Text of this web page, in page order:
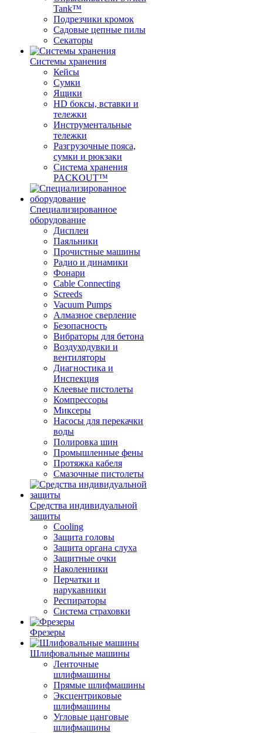
Tank™
Подрезчики кромок
Садовые цепные пилы
Секаторы
Системы хранения
Кейсы
Сумки
Ящики
HD боксы, вставки и
тележки
Инструментальные
тележки
Разгрузочные пояса,
сумки и рюкзаки
Система хранения
PACKOUT™
Специализированное
оборудование
Дисплеи
Паяльники
Прочистные машины
Радио и динамики
Фонари
Cable Connecting
Screeds
Vacuum Pumps
Алмазное сверление
Безопасность
Вибраторы для бетона
Воздуходувки и
вентиляторы
Диагностика и
Инспекция
Клеевые пистолеты
Компрессоры
Миксеры
Насосы для перекачки
воды
Полировка шин
Промышленные фены
Протяжка кабеля
Смазочные пистолеты
Средства индивидуальной
защиты
Cooling
Защита головы
Защита органа слуха
Защитные очки
Наколенники
Перчатки и
нарукавники
Респираторы
Система страховки
Фрезеры
Шлифовальные машины
Ленточные
шлифмашины
Прямые шлифмашины
Эксцентриковые
шлифмашины
Угловые цанговые
шлифмашины